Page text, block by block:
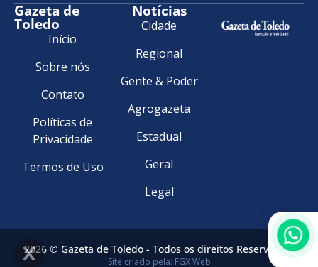
Gazeta de
Toledo
Início
Sobre nós
Contato
Políticas de
Privacidade
Termos de Uso
Notícias
Cidade
Regional
Gente & Poder
Agrogazeta
Estadual
Geral
Legal
2026 © Gazeta de Toledo - Todos os direitos Reservados.
Site criado pela: FGX Web